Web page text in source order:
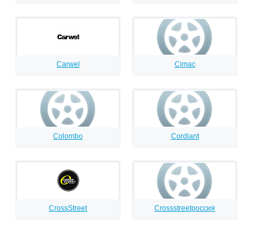
Carwel Cimac
Colombo Cordiant
CrossStreet Crossstreetроссия